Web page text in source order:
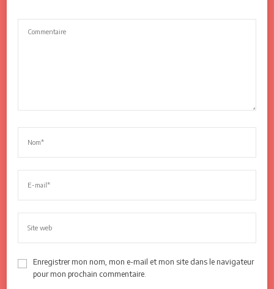
Enregistrer mon nom, mon e-mail et mon site dans le navigateur
pour mon prochain commentaire.